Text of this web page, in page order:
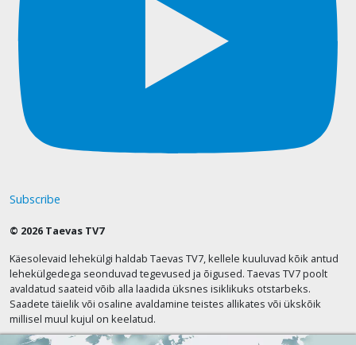
Subscribe
© 2026 Taevas TV7
Käesolevaid lehekülgi haldab Taevas TV7, kellele kuuluvad kõik antud
lehekülgedega seonduvad tegevused ja õigused. Taevas TV7 poolt
avaldatud saateid võib alla laadida üksnes isiklikuks otstarbeks.
Saadete täielik või osaline avaldamine teistes allikates või ükskõik
millisel muul kujul on keelatud.